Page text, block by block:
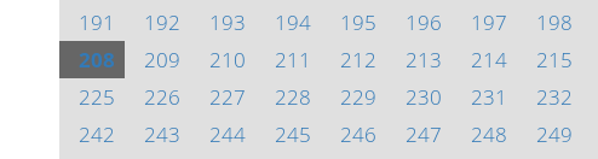
191
192 193 194 195 196 197 198
208
209 210 211 212 213 214 215
225
226 227 228 229 230 231 232
242
243 244 245 246 247 248 249